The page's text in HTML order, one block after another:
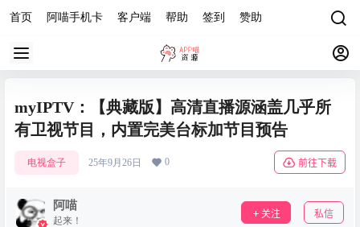
首页 阿喵手机卡 客户端 帮助 签到 赞助
myIPTV：【典藏版】高清直播源涵盖几乎所
有卫视节目，内置完美台标加节目预告
电视盒子 25年9月26日 0 前往下载
阿喵
起来！
关注 私信